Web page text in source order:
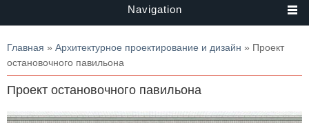
Navigation
Вы здесь
Главная » Архитектурное проектирование и дизайн » Проект
остановочного павильона
Проект остановочного павильона